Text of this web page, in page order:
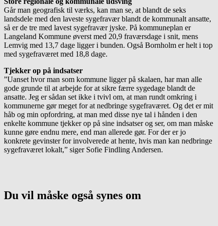
Går man geografisk til værks, kan man se, at blandt de seks
landsdele med den laveste sygefravær blandt de kommunalt ansatte,
så er de tre med lavest sygefravær jyske. På kommuneplan er
Langeland Kommune øverst med 20,9 fraværsdage i snit, mens
Lemvig med 13,7 dage ligger i bunden. Også Bornholm er helt i top
med sygefraværet med 18,8 dage.
Tjekker op på indsatser
”Uanset hvor man som kommune ligger på skalaen, har man alle
gode grunde til at arbejde for at sikre færre sygedage blandt de
ansatte. Jeg er sådan set ikke i tvivl om, at man rundt omkring i
kommunerne gør meget for at nedbringe sygefraværet. Og det er mit
håb og min opfordring, at man med disse nye tal i hånden i den
enkelte kommune tjekker op på sine indsatser og ser, om man måske
kunne gøre endnu mere, end man allerede gør. For der er jo
konkrete gevinster for involverede at hente, hvis man kan nedbringe
sygefraværet lokalt,” siger Sofie Findling Andersen.
Du vil måske også synes om